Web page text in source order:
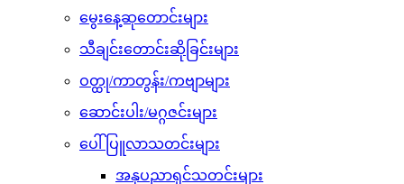
မွေးနေ့ဆုတောင်းများ
သီချင်းတောင်းဆိုခြင်းများ
ဝတ္ထု/ကာတွန်း/ကဗျာများ
ဆောင်းပါး/မဂ္ဂဇင်းများ
ပေါ်ပြူလာသတင်းများ
အနုပညာရှင်သတင်းများ